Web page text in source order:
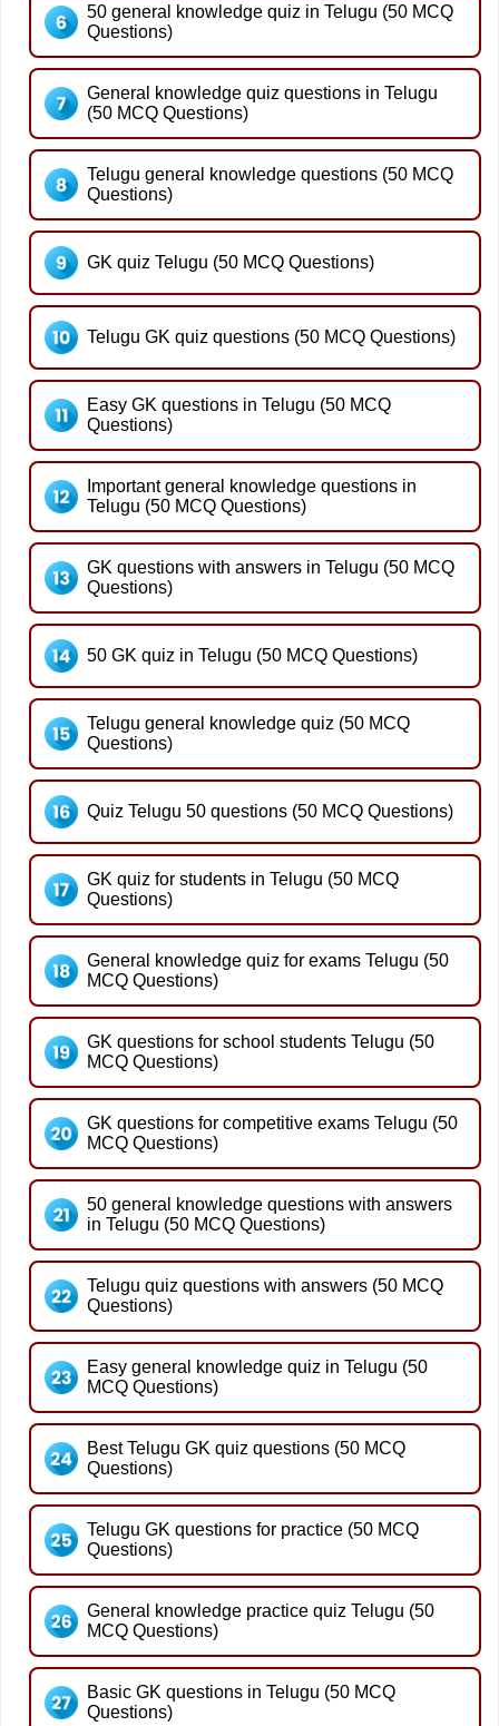
50 general knowledge quiz in Telugu (50 MCQ
Questions)
General knowledge quiz questions in Telugu
(50 MCQ Questions)
Telugu general knowledge questions (50 MCQ
Questions)
GK quiz Telugu (50 MCQ Questions)
Telugu GK quiz questions (50 MCQ Questions)
Easy GK questions in Telugu (50 MCQ
Questions)
Important general knowledge questions in
Telugu (50 MCQ Questions)
GK questions with answers in Telugu (50 MCQ
Questions)
50 GK quiz in Telugu (50 MCQ Questions)
Telugu general knowledge quiz (50 MCQ
Questions)
Quiz Telugu 50 questions (50 MCQ Questions)
GK quiz for students in Telugu (50 MCQ
Questions)
General knowledge quiz for exams Telugu (50
MCQ Questions)
GK questions for school students Telugu (50
MCQ Questions)
GK questions for competitive exams Telugu (50
MCQ Questions)
50 general knowledge questions with answers
in Telugu (50 MCQ Questions)
Telugu quiz questions with answers (50 MCQ
Questions)
Easy general knowledge quiz in Telugu (50
MCQ Questions)
Best Telugu GK quiz questions (50 MCQ
Questions)
Telugu GK questions for practice (50 MCQ
Questions)
General knowledge practice quiz Telugu (50
MCQ Questions)
Basic GK questions in Telugu (50 MCQ
Questions)